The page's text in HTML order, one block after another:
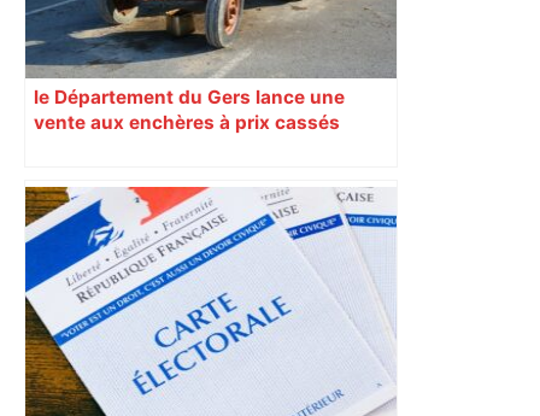
le Département du Gers lance une
vente aux enchères à prix cassés